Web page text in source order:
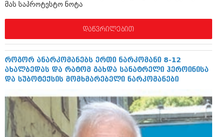
მას საპროტესტო ნოტა
დაწვრილებით
როგორ ანარკომანებს ერთი ნარკომანი 8-12
ახალბედას და რატომ გახდა სანატრელი ჰეროინისა
და სუბოტექსის მომხმარებელი ნარკომანები